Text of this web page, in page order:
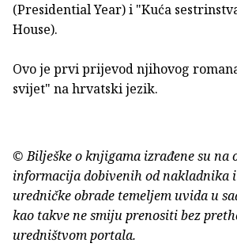
(Presidential Year) i "Kuća
House).
Ovo je prvi prijevod njihovog
svijet" na hrvatski jezik.
© Bilješke o knjigama izrađene su na
informacija dobivenih od nakladnika
uredničke obrade temeljem uvida u
kao takve ne smiju prenositi bez
uredništvom portala.